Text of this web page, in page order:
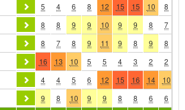
5 4 6 8 12 15 15 10 8
8 8 9 9 10 9 9 8 7
8 7 8 9 11 9 8 9 8
16 13 10 5 5 4 3 2 2
4 4 5 6 12 15 16 14 10
9 8 10 9 9 8 8 6 6